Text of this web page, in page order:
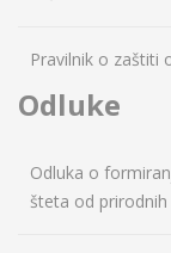
Pravilnik o zaštiti
Odluke
Odluka o
šteta od prirodnih